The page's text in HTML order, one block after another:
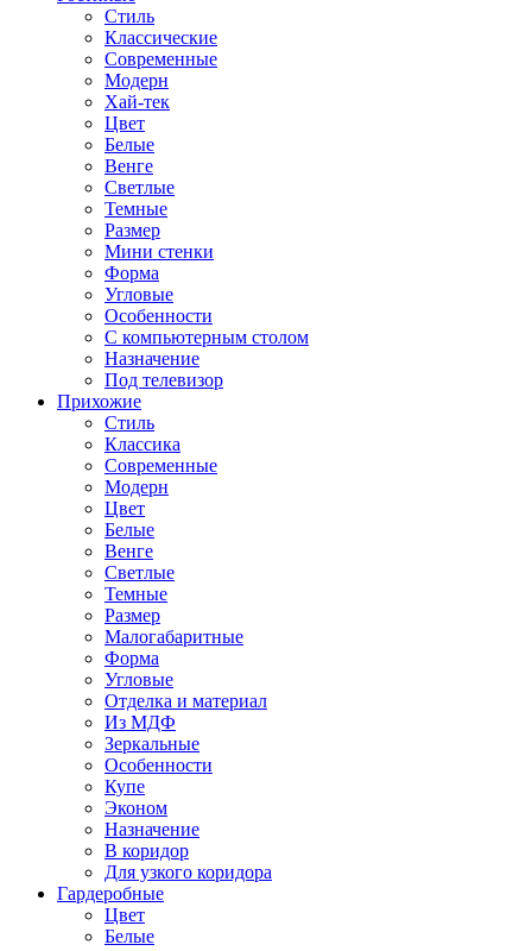
Стиль
Классические
Современные
Модерн
Хай-тек
Цвет
Белые
Венге
Светлые
Темные
Размер
Мини стенки
Форма
Угловые
Особенности
С компьютерным столом
Назначение
Под телевизор
Прихожие
Стиль
Классика
Современные
Модерн
Цвет
Белые
Венге
Светлые
Темные
Размер
Малогабаритные
Форма
Угловые
Отделка и материал
Из МДФ
Зеркальные
Особенности
Купе
Эконом
Назначение
В коридор
Для узкого коридора
Гардеробные
Цвет
Белые